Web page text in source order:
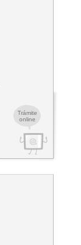
Trámite
online